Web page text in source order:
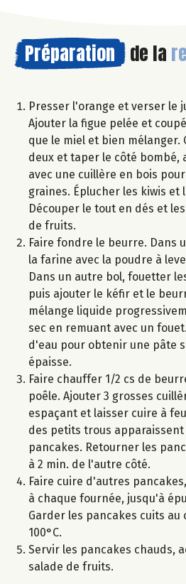
Préparation de la
Presser l'orange et verser le
Ajouter la figue pelée et
que le miel et bien mélanger.
deux et taper le côté bombé,
avec une cuillère en bois
graines. Éplucher les kiwis et
Découper le tout en dés et
de fruits.
Faire fondre le beurre. Dans
la farine avec la poudre à
Dans un autre bol, fouetter
puis ajouter le kéfir et le
mélange liquide
sec en remuant avec un
d'eau pour obtenir une pâte
épaisse.
Faire chauffer 1/2 cs de
poêle. Ajouter 3 grosses
espaçant et laisser cuire à
des petits trous apparaissent
pancakes. Retourner les
à 2 min. de l'autre côté.
Faire cuire d'autres
à chaque fournée, jusqu'à
Garder les pancakes cuits au
100°C.
Servir les pancakes chauds,
salade de fruits.